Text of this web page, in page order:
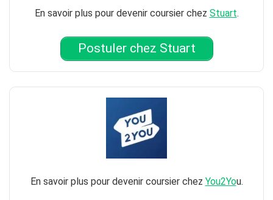
En savoir plus pour devenir coursier chez Stuart.
Postuler chez Stuart
En savoir plus pour devenir coursier chez You2You.